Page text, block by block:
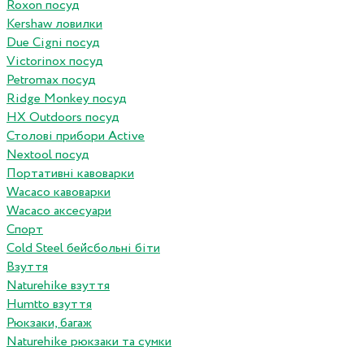
Roxon посуд
Kershaw ловилки
Due Cigni посуд
Victorinox посуд
Petromax посуд
Ridge Monkey посуд
HX Outdoors посуд
Столові прибори Active
Nextool посуд
Портативні кавоварки
Wacaco кавоварки
Wacaco аксесуари
Спорт
Cold Steel бейсбольні біти
Взуття
Naturehike взуття
Humtto взуття
Рюкзаки, багаж
Naturehike рюкзаки та сумки